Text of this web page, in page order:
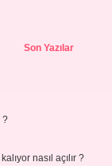
Son Yazılar
?
nasıl açılır ?